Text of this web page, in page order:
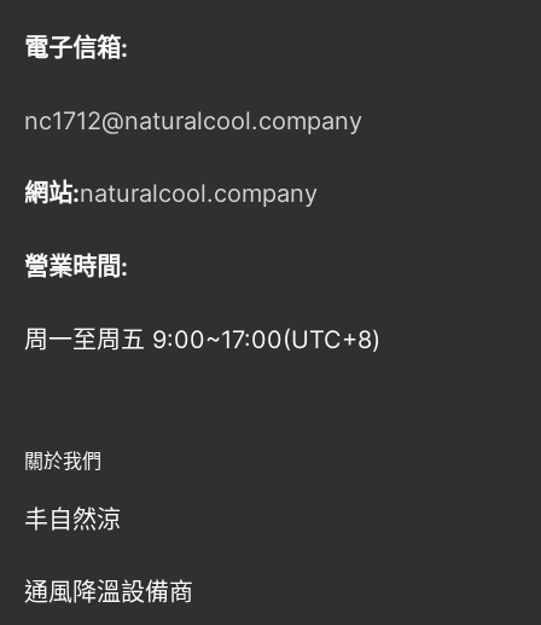
電子信箱:
nc1712@naturalcool.company
網站:naturalcool.company
營業時間:
周一至周五 9:00~17:00(UTC+8)
關於我們
丰自然涼
通風降溫設備商